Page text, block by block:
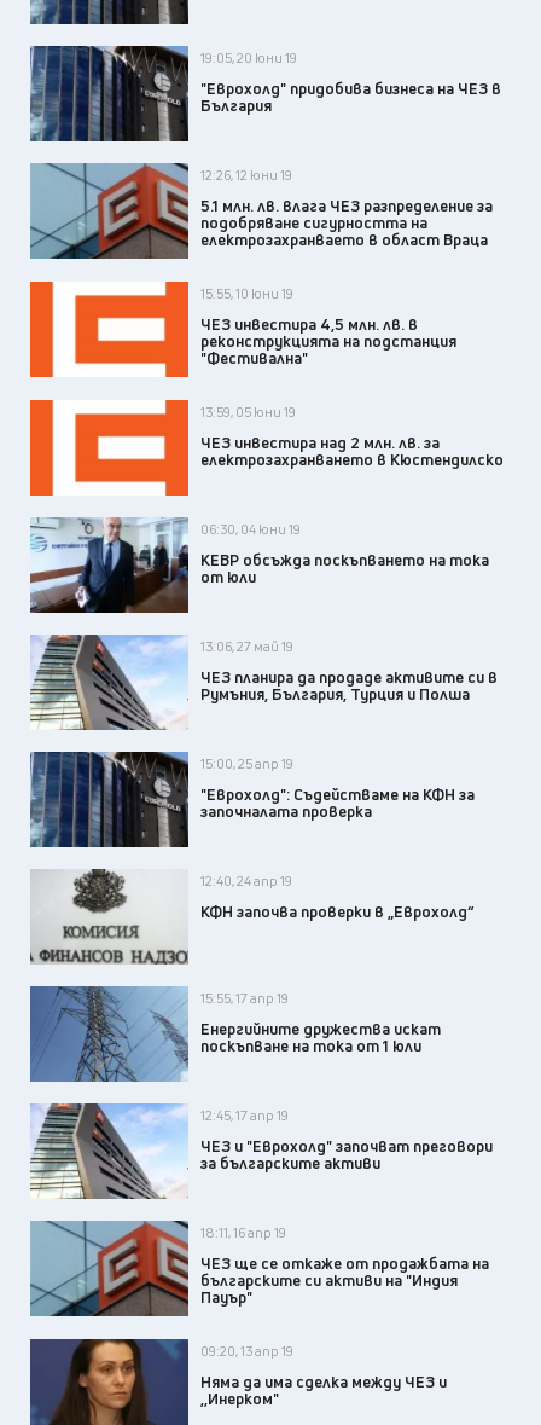
19:05, 20 юни 19
"Еврохолд" придобива бизнеса на ЧЕЗ в
България
12:26, 12 юни 19
5.1 млн. лв. влага ЧЕЗ разпределение за
подобряване сигурността на
електрозахранваето в област Враца
15:55, 10 юни 19
ЧЕЗ инвестира 4,5 млн. лв. в
реконструкцията на подстанция
"Фестивална"
13:59, 05 юни 19
ЧЕЗ инвестира над 2 млн. лв. за
електрозахранването в Кюстендилско
06:30, 04 юни 19
КЕВР обсъжда поскъпването на тока
от юли
13:06, 27 май 19
ЧЕЗ планира да продаде активите си в
Румъния, България, Турция и Полша
15:00, 25 апр 19
"Еврохолд": Съдействаме на КФН за
започналата проверка
12:40, 24 апр 19
КФН започва проверки в „Еврохолд“
15:55, 17 апр 19
Енергийните дружества искат
поскъпване на тока от 1 юли
12:45, 17 апр 19
ЧЕЗ и "Еврохолд" започват преговори
за българските активи
18:11, 16 апр 19
ЧЕЗ ще се откаже от продажбата на
българските си активи на "Индия
Пауър"
09:20, 13 апр 19
Няма да има сделка между ЧЕЗ и
,,Инерком"